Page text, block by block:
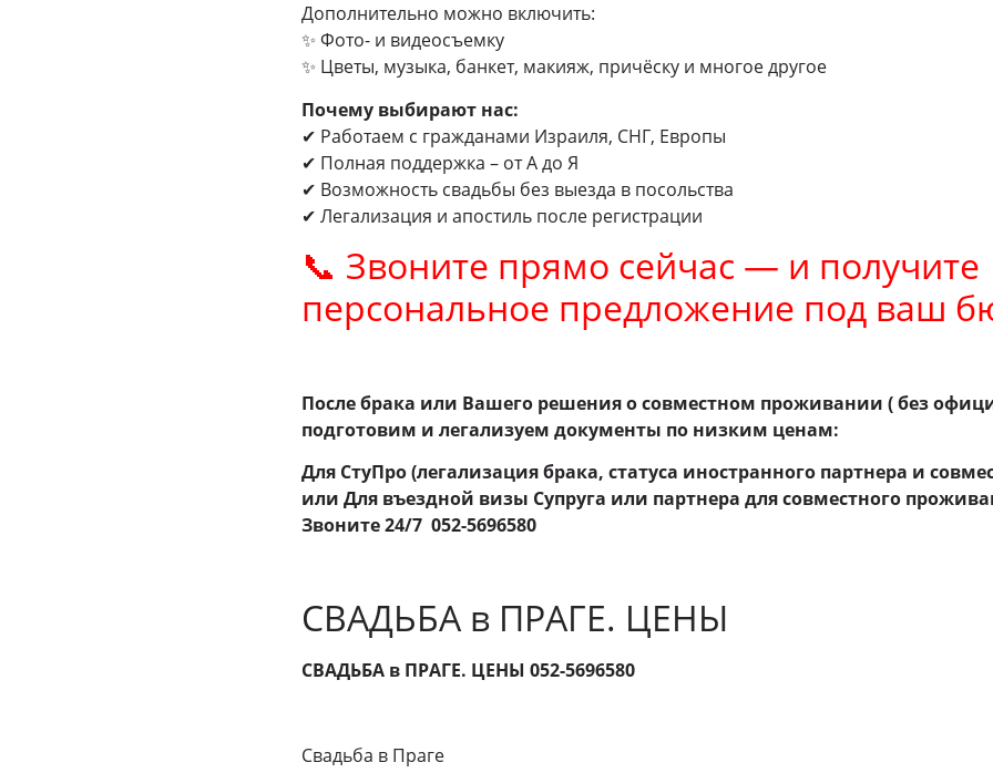
Дополнительно можно включить:
✨ Фото- и видеосъемку
✨ Цветы, музыка, банкет, макияж, причёску и многое другое
Почему выбирают нас:
✔ Работаем с гражданами Израиля, СНГ, Европы
✔ Полная поддержка – от А до Я
✔ Возможность свадьбы без выезда в посольства
✔ Легализация и апостиль после регистрации
📞 Звоните прямо сейчас — и получите
персональное предложение под ваш
После брака или Вашего решения о совместном проживании ( без
подготовим и легализуем документы по низким ценам:
Для СтуПро (легализация брака, статуса иностранного партнера и
или Для въездной визы Супруга или партнера для совместного
Звоните 24/7 052-5696580
СВАДЬБА в ПРАГЕ. ЦЕНЫ
СВАДЬБА в ПРАГЕ. ЦЕНЫ 052-5696580
Свадьба в Праге